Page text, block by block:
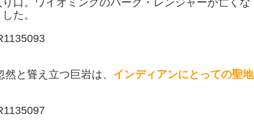
た。
と聳え立つ巨岩は、 インディアンにとっての聖地